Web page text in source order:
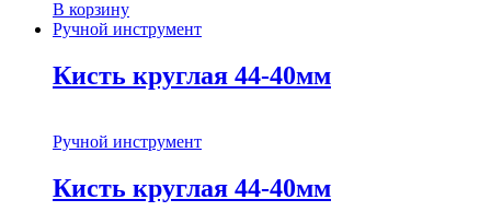
В корзину
Ручной инструмент
Кисть круглая 44-40мм
Ручной инструмент
Кисть круглая 44-40мм